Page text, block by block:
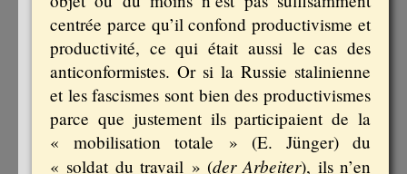
centrée parce qu’il confond productivisme et
productivité, ce qui était aussi le cas des
anticonformistes. Or si la Russie stalinienne
et les fascismes sont bien des productivismes
parce que justement ils participaient de la
« mobilisation totale » (E. Jünger) du
« soldat du travail » (der Arbeiter), ils n’en